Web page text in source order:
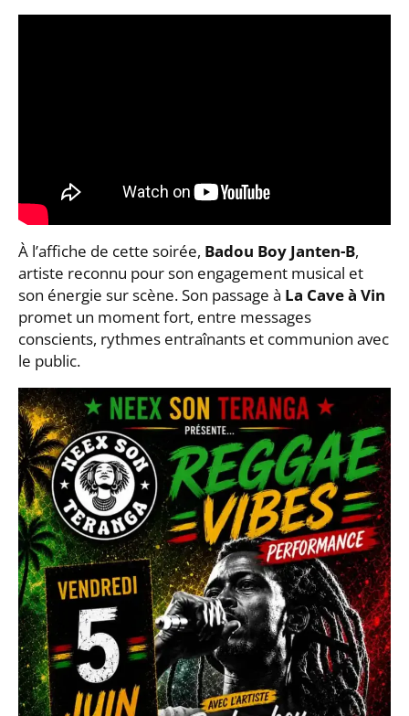
À l’affiche de cette soirée, Badou Boy Janten-B,
artiste reconnu pour son engagement musical et
son énergie sur scène. Son passage à La Cave à Vin
promet un moment fort, entre messages
conscients, rythmes entraînants et communion avec
le public.